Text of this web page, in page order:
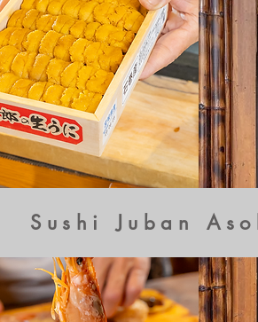
Sushi Juban